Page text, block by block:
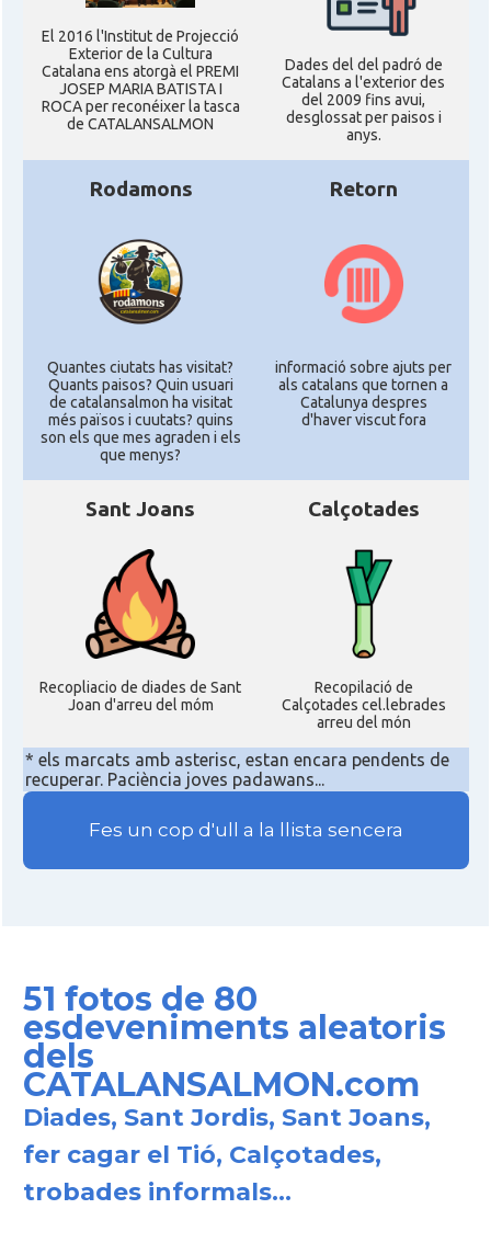
El 2016 l'Institut de Projecció
Exterior de la Cultura
Catalana ens atorgà el PREMI
JOSEP MARIA BATISTA I
ROCA per reconéixer la tasca
de CATALANSALMON
Dades del del padró de
Catalans a l'exterior des
del 2009 fins avui,
desglossat per paisos i
anys.
Rodamons
Quantes ciutats has visitat?
Quants paisos? Quin usuari
de catalansalmon ha visitat
més països i cuutats? quins
son els que mes agraden i els
que menys?
Retorn
informació sobre ajuts per
als catalans que tornen a
Catalunya despres
d'haver viscut fora
Sant Joans
Recopliacio de diades de Sant
Joan d'arreu del móm
Calçotades
Recopilació de
Calçotades cel.lebrades
arreu del món
* els marcats amb asterisc, estan encara pendents de
recuperar. Paciència joves padawans...
Fes un cop d'ull a la llista sencera
51 fotos de 80
esdeveniments aleatoris
dels
CATALANSALMON.com
Diades, Sant Jordis, Sant Joans,
fer cagar el Tió, Calçotades,
trobades informals...